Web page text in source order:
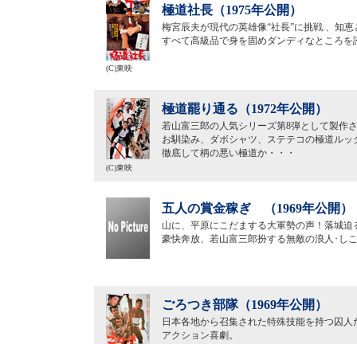
極道社長（1975年公開）
梅宮辰夫が現代の英雄像“社長”に挑戦.、知
すべて高級品で身を固めダンディなところ
(C)東映
極道罷り通る（1972年公開）
若山富三郎の人気シリーズ第8弾として製作
お馴染み、ダボシャツ、ステテコの極道ル
徹底して柄の悪い極道か・・・
(C)東映
五人の賞金稼ぎ （1969年公開）
山に、平原にこだまする大軍勢の声！落城
豪快奔放、若山富三郎扮する無敵の浪人･し
ごろつき部隊（1969年公開）
日本各地から召集された特殊技能を持つ囚
アクション喜劇。